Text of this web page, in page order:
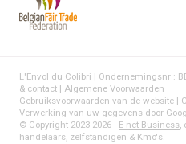
L'Envol du Colibri | Ondernemingsnr :
& contact | Algemene Voorwaarden
Gebruiksvoorwaarden van de website |
Verwerking van uw gegevens door
© Copyright 2023-2026 - E-net Business,
handelaars, zelfstandigen & Kmo's.